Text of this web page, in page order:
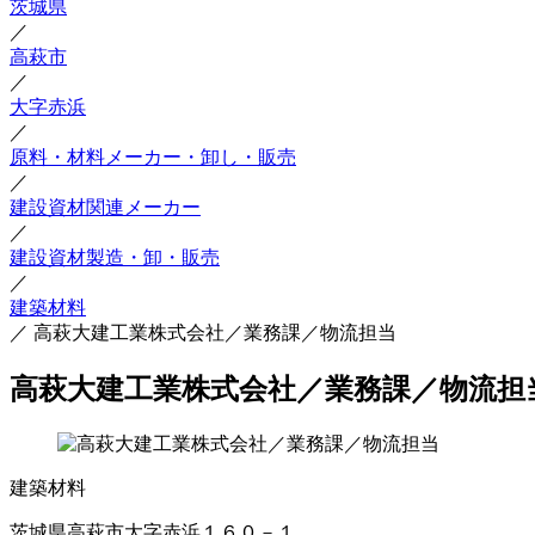
茨城県
／
高萩市
／
大字赤浜
／
原料・材料メーカー・卸し・販売
／
建設資材関連メーカー
／
建設資材製造・卸・販売
／
建築材料
／ 高萩大建工業株式会社／業務課／物流担当
高萩大建工業株式会社／業務課／物流担
建築材料